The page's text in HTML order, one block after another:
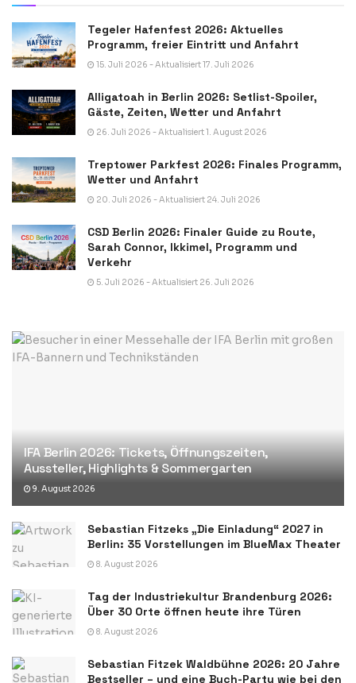
Tegeler Hafenfest 2026: Aktuelles
Programm, freier Eintritt und Anfahrt
15. Juli 2026 - Aktualisiert 17. Juli 2026
Alligatoah in Berlin 2026: Setlist-Spoiler,
Gäste, Zeiten, Wetter und Anfahrt
26. Juli 2026 - Aktualisiert 1. August 2026
Treptower Parkfest 2026: Finales Programm,
Wetter und Anfahrt
20. Juli 2026 - Aktualisiert 24. Juli 2026
CSD Berlin 2026: Finaler Guide zu Route,
Sarah Connor, Ikkimel, Programm und
Verkehr
5. Juli 2026 - Aktualisiert 26. Juli 2026
IFA Berlin 2026: Tickets, Öffnungszeiten,
Aussteller, Highlights & Sommergarten
9. August 2026
Sebastian Fitzeks „Die Einladung“ 2027 in
Berlin: 35 Vorstellungen im BlueMax Theater
8. August 2026
Tag der Industriekultur Brandenburg 2026:
Über 30 Orte öffnen heute ihre Türen
8. August 2026
Sebastian Fitzek Waldbühne 2026: 20 Jahre
Bestseller – und eine Buch-Party wie bei den